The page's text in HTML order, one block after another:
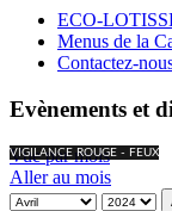
ECO-
Menus de la
Contactez-
Evènements et
VIGILANCE ROUGE - FEUX
Vue par mois
Aller au mois